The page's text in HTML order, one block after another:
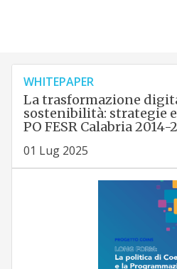
WHITEPAPER
La trasformazione
sostenibilità: strategie
PO FESR Calabria 2014-
01 Lug 2025